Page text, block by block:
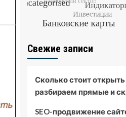
Свежие записи
Сколько стоит
разбираем прямые и
SEO-продвижение